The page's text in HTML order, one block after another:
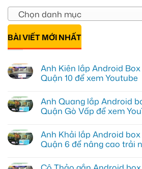
Chọn danh mục
BÀI VIẾT MỚI NHẤT
Anh Kiên lắp Android
Quận 10 để xem Youtube
bình
luận
ở
lắp
Android
Box
Anh Quang lắp Android
Quận Gò Vấp để xem
bình
luận
ở
Anh Khải lắp Android box
Quận 6 để nâng cao trải